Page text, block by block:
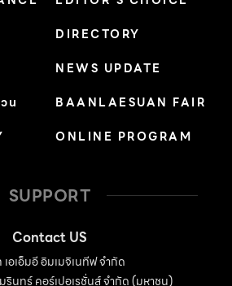
น
DIRECTORY
NEWS UPDATE
BAANLAESUAN FAIR
ONLINE PROGRAM
SUPPORT
Contact US
อเอ็มอี อิมเมจิเนทีฟ จำกัด
รินทร์ คอร์เปอเรชั่นส์ จำกัด (มหาชน)